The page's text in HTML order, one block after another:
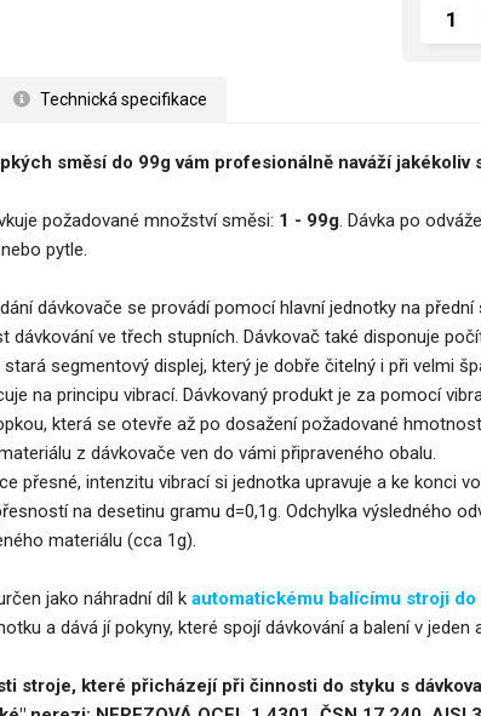
Technická specifikace
směsí do 99g vám profesionálně naváží jakékoliv
požadované množství směsi: 1 - 99g. Dávka po
pytle.
dávkovače se provádí pomocí hlavní jednotky na
dávkování ve třech stupních. Dávkovač také disponuje
segmentový displej, který je dobře čitelný i při velmi
na principu vibrací. Dávkovaný produkt je za pomocí
která se otevře až po dosažení požadované
z dávkovače ven do vámi připraveného obalu.
přesné, intenzitu vibrací si jednotka upravuje a ke konci
na desetinu gramu d=0,1g. Odchylka výsledného
materiálu (cca 1g).
jako náhradní díl k automatickému balícímu stroji do
a dává jí pokyny, které spojí dávkování a balení v
stroje, které přicházejí při činnosti do styku s